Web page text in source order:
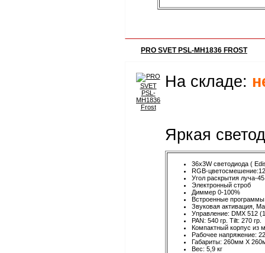
PRO SVET PSL-MH1836 FROST
На складе:
Яркая
36x3W светодиода (
RGB-
Угол раскрытия луча-45
Электронный строб
Диммер 0-100%
Встроенные программы
Звуковая активация,
Управление: DMX 512
PAN: 540 гр. Tilt: 270 гр.
Компактный корпус из
Рабочее напряжение:
Габариты: 260мм X
Вес: 5,9 кг